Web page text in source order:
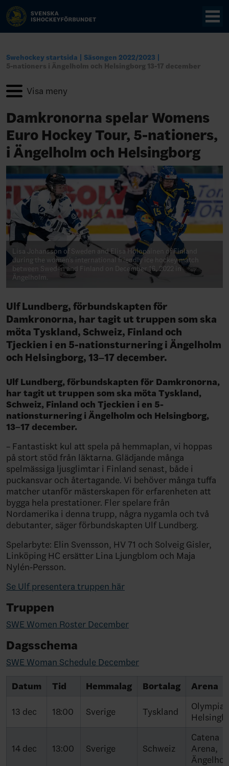
Swehockey startsida
Säsongen 2022/2023
5-nationers i Ängelholm och Helsingborg 13-17 december
Damkronorna spelar Womens
Euro Hockey Tour, 5-nationers,
i Ängelholm och Helsingborg
Lisa Johansson of Sweden and Elisa Holopainen of Finland
during the women's international friendly ice hockey match
between Sweden and Finland on December 16, 2022 in
Ängelholm.
Ulf Lundberg, förbundskapten för
Damkronorna, har tagit ut truppen som ska
möta Tyskland, Schweiz, Finland och
Tjeckien i en 5-nationsturnering i Ängelholm
och Helsingborg, 13–17 december.
Ulf Lundberg, förbundskapten för Damkronorna,
har tagit ut truppen som ska möta Tyskland,
Schweiz, Finland och Tjeckien i en 5-
nationsturnering i Ängelholm och Helsingborg,
13–17 december.
– Fantastiskt kul att spela på hemmaplan, vi hoppas
på stort stöd från läktarna. Glädjande många
spelmässiga ljusglimtar i Finland senast, både i
puckansvar och återtagande. Vi behöver många tuffa
matcher utanför mästerskapen för erfarenheten att
bygga hela prestationer. Fler spelare från
Nordamerika i denna trupp, några nygamla och två
debutanter, säger förbundskapten Ulf Lundberg.
Spelarbyte: Elin Svensson, HV 71 och Solveig Gisler,
Linköping HC ersätter Lina Ljungblom och Maja
Nylén-Persson.
Se Ulf presentera truppen här
Truppen
SWE Women Roster December
Dagsschema
SWE Woman Schedule December
Datum Tid Hemmalag Bortalag Arena
13 dec 18:00 Sverige Tyskland
Olympia,
14 dec 13:00 Sverige Schweiz
Catena
Arena,